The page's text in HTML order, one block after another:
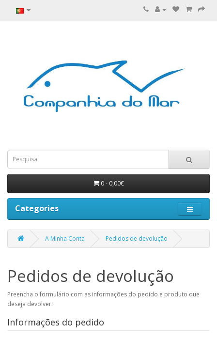
0 - 0,00€
Categories
A Minha Conta Pedidos de devolução
Pedidos de devolução
Preencha o formulário com as informações do pedido e produto que
deseja devolver.
Informações do pedido